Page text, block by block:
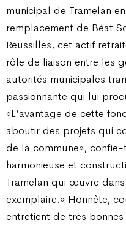
municipal de Tramelan
remplacement de Béat
Reussilles, cet actif
rôle de liaison entre les
autorités municipales
passionnante qui lui
«L’avantage de cette
aboutir des projets qui
de la commune»,
harmonieuse et
Tramelan qui œuvre
exemplaire.» Honnête,
entretient de très